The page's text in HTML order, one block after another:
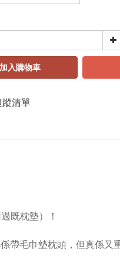
加入購物車
清單
既枕墊）！
帶毛巾墊枕頭，但真係又